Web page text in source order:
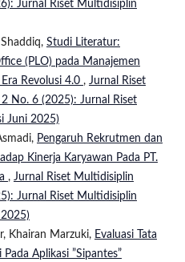
Jurnal Riset Multidisiplin
Studi Literatur:
(PLO) pada Manajemen
Revolusi 4.0 , Jurnal Riset
No. 6 (2025): Jurnal Riset
Juni 2025)
Pengaruh Rekrutmen dan
Kinerja Karyawan Pada PT.
, Jurnal Riset Multidisiplin
Jurnal Riset Multidisiplin
Khairan Marzuki, Evaluasi Tata
Aplikasi ”Sipantes”